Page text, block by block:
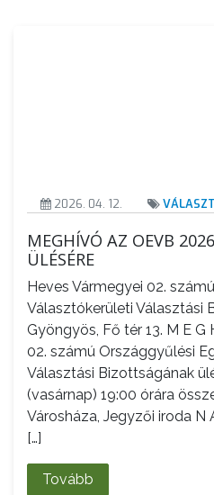
AZ
2026. 04. 12.
MEGHÍVÓ AZ OEVB
ÜLÉSÉRE
Heves Vármegyei 02.
Választókerületi Választási
Gyöngyös, Fő tér 13. M E G
02. számú Országgyűlési
Választási Bizottságának
(vasárnap) 19:00 órára
Városháza, Jegyzői iroda N
[…]
Tovább